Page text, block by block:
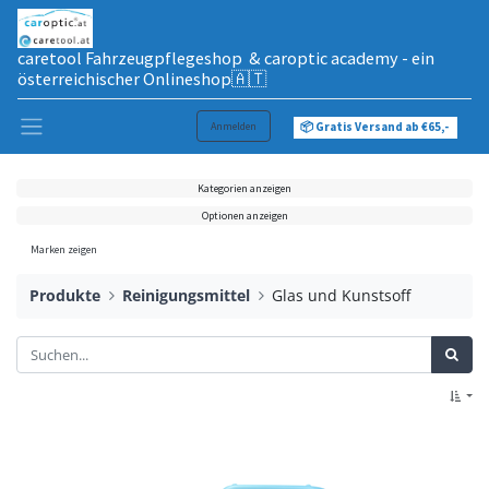
caretool Fahrzeugpflegeshop & caroptic academy - ein
österreichischer Onlineshop🇦🇹
Anmelden 📦 Gratis Versand ab €65,-
Kategorien anzeigen
Optionen anzeigen
Marken zeigen
Produkte Reinigungsmittel Glas und Kunstsoff